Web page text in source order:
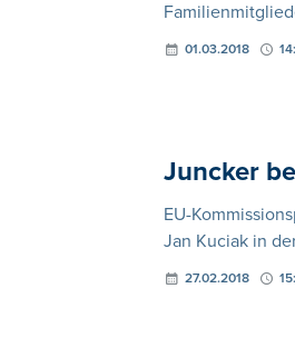
01.03.2018
Juncker
EU-
Jan Kuciak in
27.02.2018